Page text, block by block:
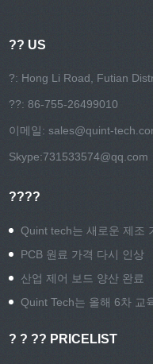
?? US
?: Hong Li Road, Futian
??: 86-755-26499010
이메일:sales@quint-
Skype:731533574@qq.com
????
Quint tech는 새로운 제조
PCB 원료 가격 다시 인상
산업 제어 보드 양산 완료
Quint Tech는 올해 6차 교
? ? ?? PRICELIST